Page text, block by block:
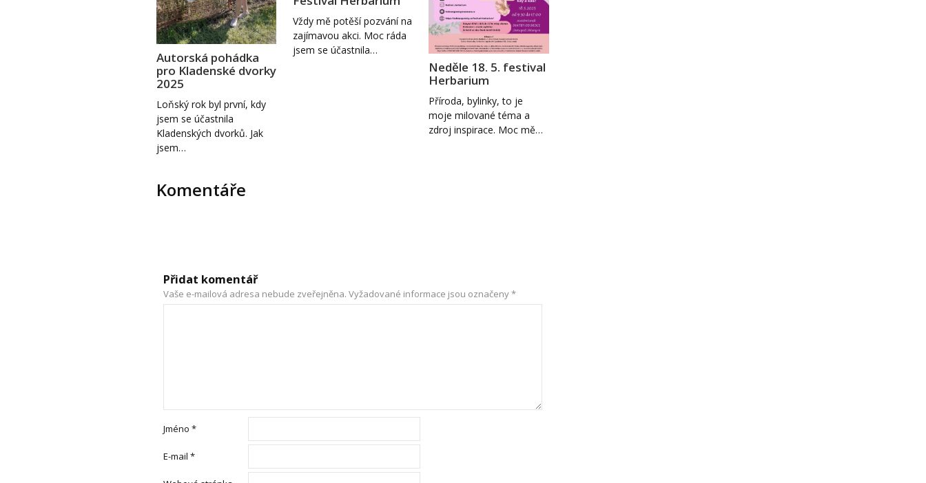
Autorská pohádka
pro Kladenské dvorky
2025
Loňský rok byl první, kdy
jsem se účastnila
Kladenských dvorků. Jak
jsem…
Vždy mě potěší pozvání na
zajímavou akci. Moc ráda
jsem se účastnila…
Neděle 18. 5. festival
Herbarium
Příroda, bylinky, to je
moje milované téma a
zdroj inspirace. Moc mě…
Komentáře
Přidat komentář
Vaše e-mailová adresa nebude zveřejněna. Vyžadované informace jsou označeny*
Jméno *
E-mail *